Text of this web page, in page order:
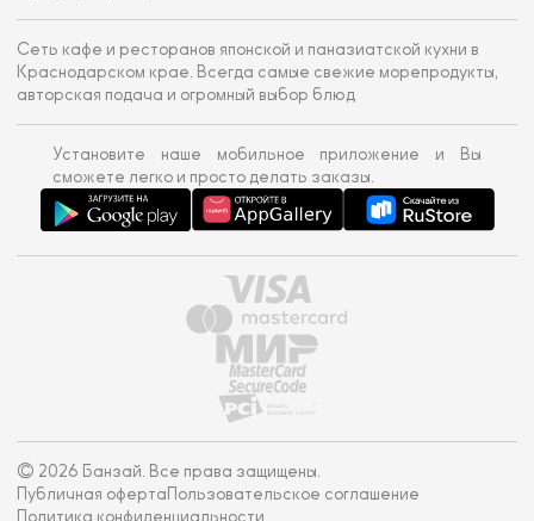
Сеть кафе и ресторанов японской и паназиатской кухни в
Краснодарском крае. Всегда самые свежие морепродукты,
авторская подача и огромный выбор блюд
Установите наше мобильное приложение и Вы
сможете легко и просто делать заказы.
© 2026 Банзай. Все права защищены.
Публичная оферта Пользовательское соглашение
Политика конфиденциальности